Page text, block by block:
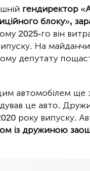
гендиректор «
блоку»,
2025-го він
На
депутату
автомобілем ще
це авто.
року випуску.
із дружиною